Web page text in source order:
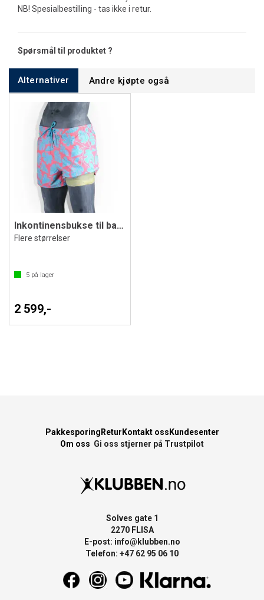
NB! Spesialbestilling - tas ikke i retur.
Spørsmål til produktet ?
Alternativer Andre kjøpte også
Inkontinensbukse til bad Nolato
Flere størrelser
5 på lager
2 599,-
PakkesporingReturKontakt ossKundesenter
Om oss Gi oss stjerner på Trustpilot
Solves gate 1
2270 FLISA
E-post: info@klubben.no
Telefon: +47 62 95 06 10